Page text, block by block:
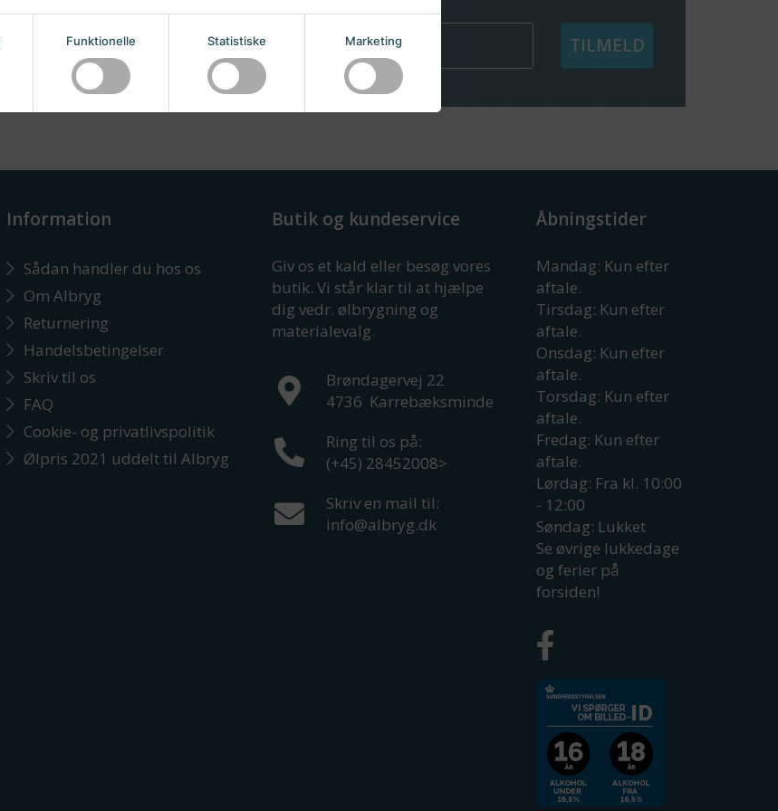
Funktionelle Statistiske Marketing TILMELD
Information
Sådan handler du hos os
Om Albryg
Returnering
Handelsbetingelser
Skriv til os
FAQ
Cookie- og privatlivspolitik
Ølpris 2021 uddelt til Albryg
Butik og kundeservice
Giv os et kald eller besøg vores
butik. Vi står klar til at hjælpe
dig vedr. ølbrygning og
materialevalg.
Brøndagervej 22
4736 Karrebæksminde
Ring til os på:
(+45) 28452008>
Skriv en mail til:
info@albryg.dk
Åbningstider
Mandag: Kun efter
aftale.
Tirsdag: Kun efter
aftale.
Onsdag: Kun efter
aftale.
Torsdag: Kun efter
aftale.
Fredag: Kun efter
aftale.
Lørdag: Fra kl. 10:00
- 12:00
Søndag: Lukket
Se øvrige lukkedage
og ferier på
forsiden!